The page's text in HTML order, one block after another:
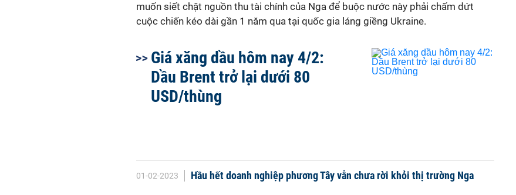
muốn siết chặt nguồn thu tài chính của Nga để buộc nước này phải chấm dứt
cuộc chiến kéo dài gần 1 năm qua tại quốc gia láng giềng Ukraine.
Giá xăng dầu hôm nay 4/2:
Dầu Brent trở lại dưới 80
USD/thùng
01-02-2023 Hầu hết doanh nghiệp phương Tây vẫn chưa rời khỏi thị trường Nga